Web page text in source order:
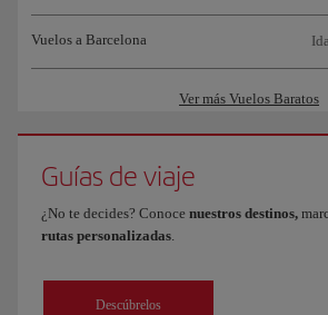
Vuelos a Barcelona
Ver más Vuelos Baratos
Guías de viaje
¿No te decides? Conoce nuestros destinos,
rutas personalizadas.
Descúbrelos